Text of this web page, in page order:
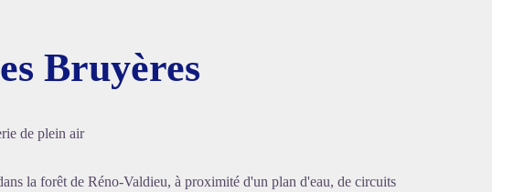
Bruyères
de plein air
la forêt de Réno-Valdieu, à proximité d'un plan d'eau, de circuits